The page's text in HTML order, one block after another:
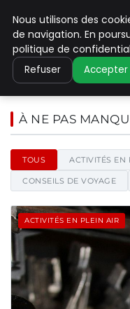
PILAT
Pilat
À NE PAS
TOUS ACTIVITÉS EN
CONSEILS DE VOYAGE
ACTIVITÉS EN PLEIN AIR
Nous utilisons des
de navigation. En
politique de
Refuser Accepter